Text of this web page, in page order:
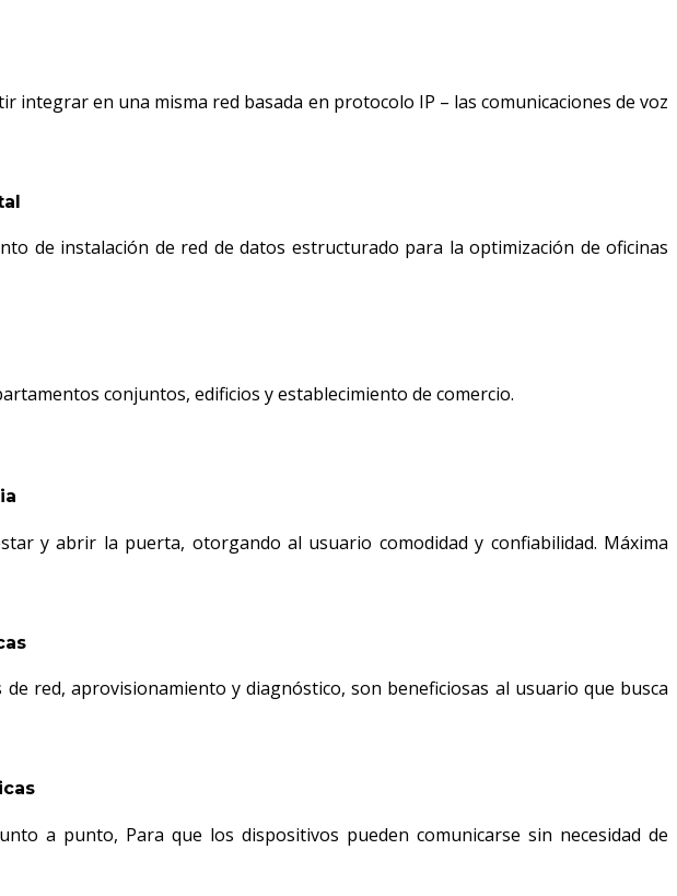
integrar en una misma red basada en protocolo IP – las comunicaciones de voz
de instalación de red de datos estructurado para la optimización de oficinas
conjuntos, edificios y establecimiento de comercio.
y abrir la puerta, otorgando al usuario comodidad y confiabilidad. Máxima
red, aprovisionamiento y diagnóstico, son beneficiosas al usuario que busca
a punto, Para que los dispositivos pueden comunicarse sin necesidad de